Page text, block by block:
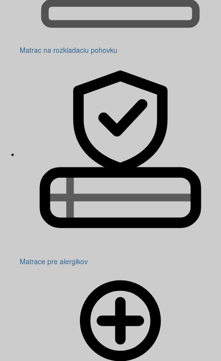
Matrac na rozkladaciu pohovku
Matrace pre alergikov